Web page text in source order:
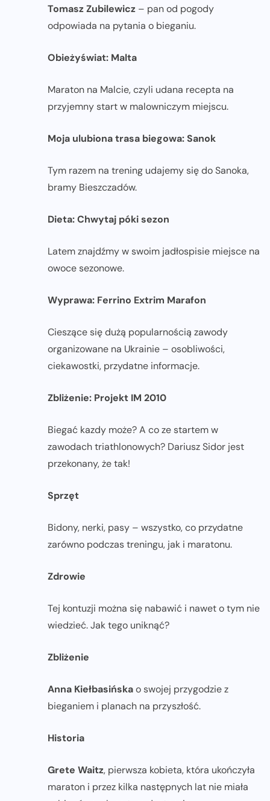
Tomasz Zubilewicz – pan od pogody
odpowiada na pytania o bieganiu.
Obieżyświat: Malta
Maraton na Malcie, czyli udana recepta na
przyjemny start w malowniczym miejscu.
Moja ulubiona trasa biegowa: Sanok
Tym razem na trening udajemy się do Sanoka,
bramy Bieszczadów.
Dieta: Chwytaj póki sezon
Latem znajdźmy w swoim jadłospisie miejsce na
owoce sezonowe.
Wyprawa: Ferrino Extrim Marafon
Cieszące się dużą popularnością zawody
organizowane na Ukrainie – osobliwości,
ciekawostki, przydatne informacje.
Zbliżenie: Projekt IM 2010
Biegać kazdy może? A co ze startem w
zawodach triathlonowych? Dariusz Sidor jest
przekonany, że tak!
Sprzęt
Bidony, nerki, pasy – wszystko, co przydatne
zarówno podczas treningu, jak i maratonu.
Zdrowie
Tej kontuzji można się nabawić i nawet o tym nie
wiedzieć. Jak tego uniknąć?
Zbliżenie
Anna Kiełbasińskao swojej przygodzie z
bieganiem i planach na przyszłość.
Historia
Grete Waitz, pierwsza kobieta, która ukończyła
maraton i przez kilka następnych lat nie miała